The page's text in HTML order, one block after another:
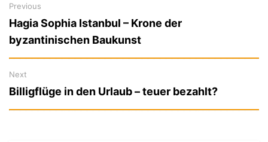
Beitragsnavigation
Previous
Previous
post:
Hagia Sophia Istanbul – Krone der
byzantinischen Baukunst
Next
Next
Billigflüge in den Urlaub – teuer bezahlt?